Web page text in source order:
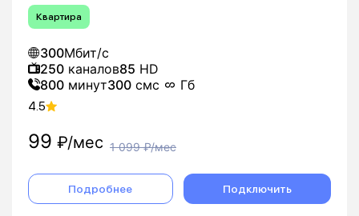
Квартира
300Мбит/с
250 каналов85 HD
800 минут300 смс Гб
4.5
99 ₽/мес 1 099₽/мес
Подробнее Подключить